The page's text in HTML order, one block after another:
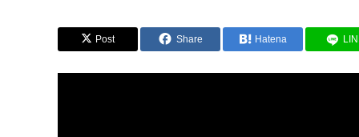
Post Share Hatena